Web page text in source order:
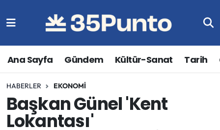
Ana Sayfa Gündem Kültür-Sanat Tarih
HABERLER EKONOMI
Başkan Günel 'Kent
Lokantası'